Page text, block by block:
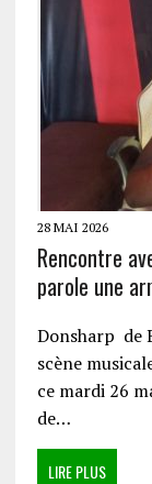
28 MAI 2026
Rencontre
parole une
Donsharp de
scène
ce mardi 26
de…
LIRE PLUS